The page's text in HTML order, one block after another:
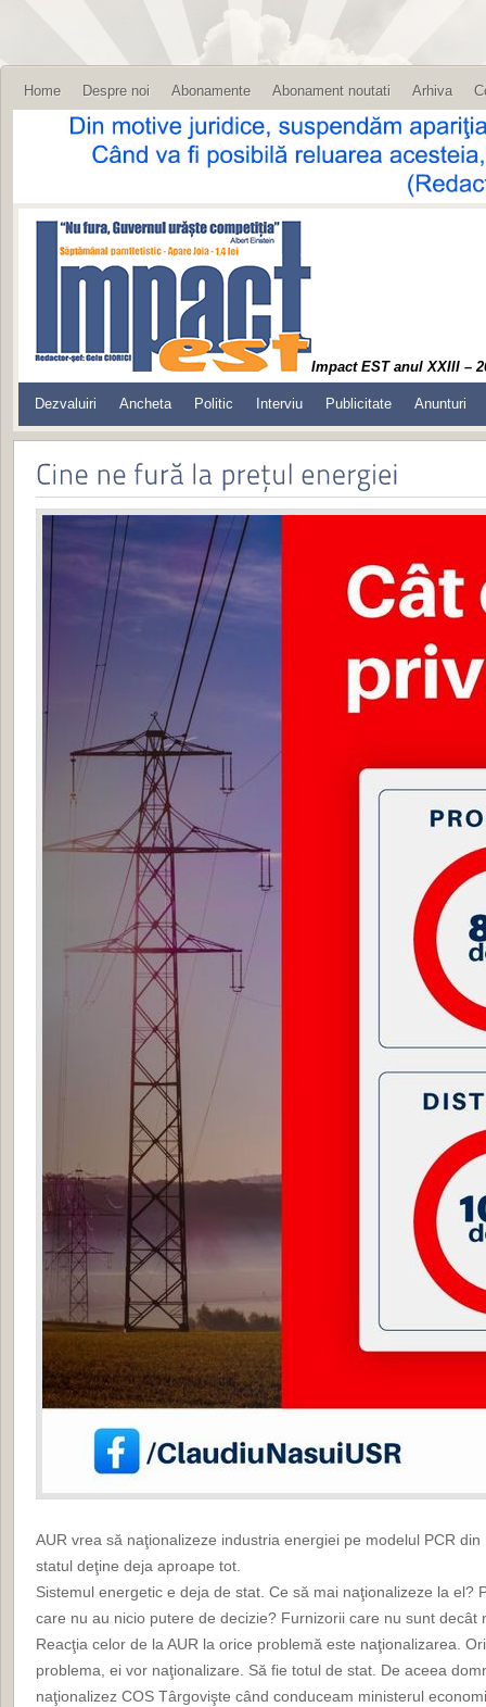
Home Despre noi Abonamente Abonament noutati Arhiva
Impact EST anul XXIII –
Dezvaluiri Ancheta Politic Interviu Publicitate Anunturi
AUR vrea să naţionalizeze industria energiei pe modelul PCR
statul deţine deja aproape tot.
Sistemul energetic e deja de stat. Ce să mai naţionalizeze la el?
care nu au nicio putere de decizie? Furnizorii care nu sunt decât
Reacţia celor de la AUR la orice problemă este naţionalizarea.
problema, ei vor naţionalizare. Să fie totul de stat. De aceea
naţionalizez COS Târgovişte când conduceam ministerul